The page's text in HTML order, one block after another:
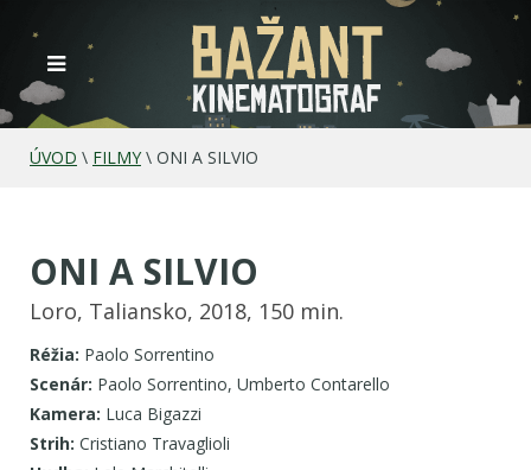
ÚVOD \ FILMY \ ONI A SILVIO
ONI A SILVIO
Loro, Taliansko, 2018, 150 min.
Réžia: Paolo Sorrentino
Scenár: Paolo Sorrentino, Umberto Contarello
Kamera: Luca Bigazzi
Strih: Cristiano Travaglioli